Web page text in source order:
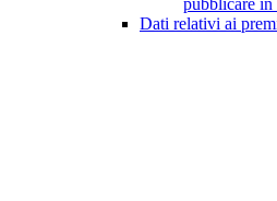
pubblicare in
Dati relativi ai